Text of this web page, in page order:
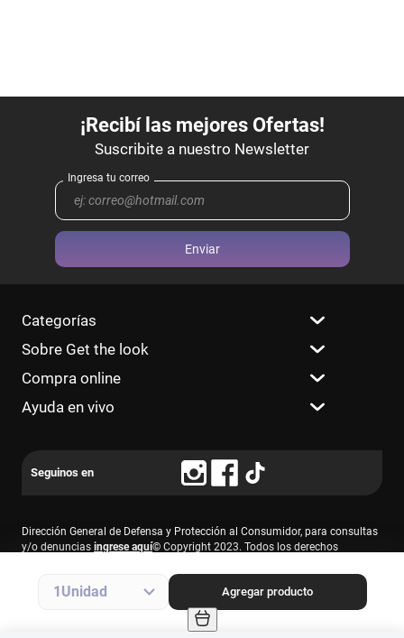
1 Agregar producto
Enviar
Categorías
Sobre Get the look
Compra online
Ayuda en vivo
Dirección General de Defensa y Protección al Consumidor, para consultas
y/o denuncias ingrese aquí© Copyright 2023. Todos los derechos
Farmacity S.A., CUIT 30-69213874-7, Av. Santa Fe 2830 – 1° piso, C.A.B.A.